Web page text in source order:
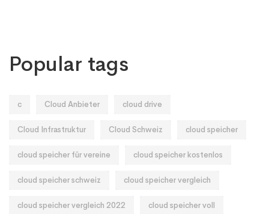
Popular tags
c Cloud Anbieter cloud drive
Cloud Infrastruktur Cloud Schweiz cloud speicher
cloud speicher für vereine cloud speicher kostenlos
cloud speicher schweiz cloud speicher vergleich
cloud speicher vergleich 2022 cloud speicher voll